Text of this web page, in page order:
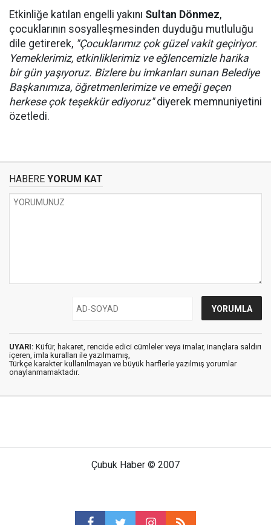
Etkinliğe katılan engelli yakını Sultan Dönmez,
çocuklarının sosyalleşmesinden duyduğu mutluluğu
dile getirerek, "Çocuklarımız çok güzel vakit geçiriyor.
Yemeklerimiz, etkinliklerimiz ve eğlencemizle harika
bir gün yaşıyoruz. Bizlere bu imkanları sunan Belediye
Başkanımıza, öğretmenlerimize ve emeği geçen
herkese çok teşekkür ediyoruz"diyerek memnuniyetini
özetledi.
HABERE YORUM KAT
UYARI: Küfür, hakaret, rencide edici cümleler veya imalar, inançlara saldırı
içeren, imla kuralları ile yazılmamış,
Türkçe karakter kullanılmayan ve büyük harflerle yazılmış yorumlar
onaylanmamaktadır.
Çubuk Haber © 2007